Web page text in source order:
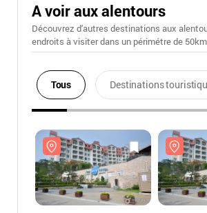
A voir aux alentours
Découvrez d'autres destinations aux
endroits à visiter dans un périmétre de
Tous Destinations